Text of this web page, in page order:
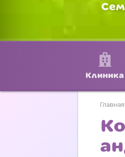
Клиника
Главная